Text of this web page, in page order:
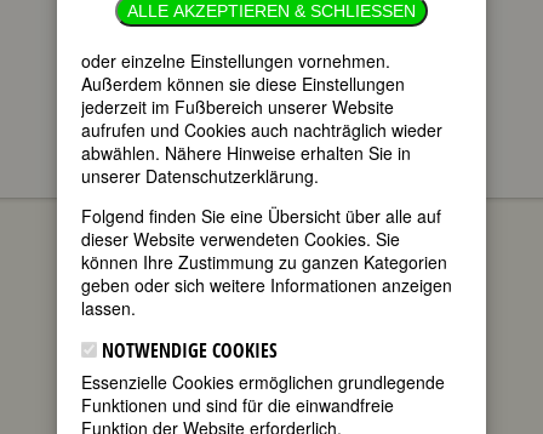
im ganzen Text
nur in Titeln
FEMBIO SPECIALS
EXILANTINNEN (1933-
1945)
Marlene Dietrich
FEMBIO SPECIAL: EXILANTINNEN
(1933-1945)
MARLENE DIETRICH
(Marie
ALLE AKZEPTIEREN & SCHLIESSEN
oder einzelne Einstellungen vornehmen.
Außerdem können sie diese Einstellungen
jederzeit im Fußbereich unserer Website
aufrufen und Cookies auch nachträglich wieder
abwählen. Nähere Hinweise erhalten Sie in
unserer Datenschutzerklärung.
Folgend finden Sie eine Übersicht über alle auf
dieser Website verwendeten Cookies. Sie
können Ihre Zustimmung zu ganzen Kategorien
geben oder sich weitere Informationen anzeigen
lassen.
NOTWENDIGE COOKIES
Essenzielle Cookies ermöglichen grundlegende
Funktionen und sind für die einwandfreie
Funktion der Website erforderlich.